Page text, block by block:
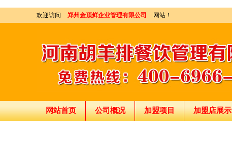
欢迎访问 郑州金顶鲜企业管理有限公司 网站！
网站首页 公司概况 加盟项目 加盟店展示